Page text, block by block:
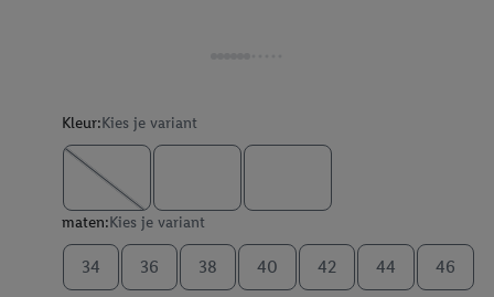
Kleur:Kies je variant
maten:Kies je variant
34 36 38 40 42 44 46